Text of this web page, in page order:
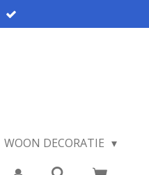
WOON DECORATIE